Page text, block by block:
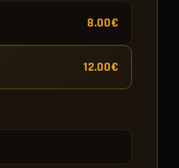
8.00€
12.00€